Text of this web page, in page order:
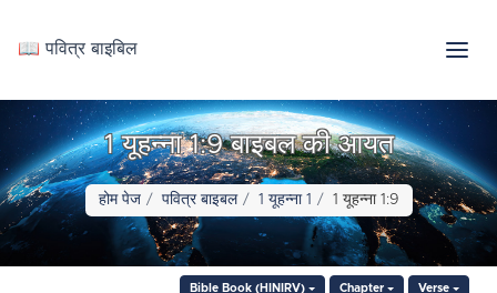
📖 पवित्र बाइबिल
1 यूहन्ना 1:9 बाइबल की आयत
होम पेज पवित्र बाइबल 1 यूहन्ना 1 1 यूहन्ना 1:9
Bible Book (HINIRV) Chapter Verse